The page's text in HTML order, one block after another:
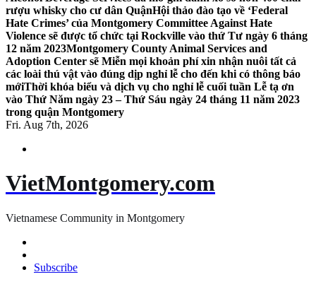
rượu whisky cho cư dân QuậnHội thảo đào tạo về ‘Federal
Hate Crimes’ của Montgomery Committee Against Hate
Violence sẽ được tổ chức tại Rockville vào thứ Tư ngày 6 tháng
12 năm 2023Montgomery County Animal Services and
Adoption Center sẽ Miễn mọi khoản phí xin nhận nuôi tất cả
các loài thú vật vào đúng dịp nghỉ lễ cho đến khi có thông báo
mớiThời khóa biểu và dịch vụ cho nghỉ lễ cuối tuần Lễ tạ ơn
vào Thứ Năm ngày 23 – Thứ Sáu ngày 24 tháng 11 năm 2023
trong quận Montgomery
Fri. Aug 7th, 2026
VietMontgomery.com
Vietnamese Community in Montgomery
Subscribe